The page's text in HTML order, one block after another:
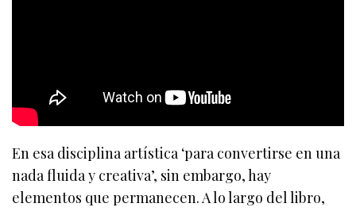
En esa disciplina artística ‘para convertirse en una
nada fluida y creativa’, sin embargo, hay
elementos que permanecen. A lo largo del libro,